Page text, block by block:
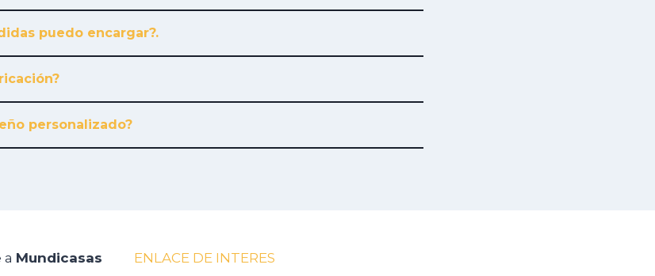
puedo encargar?.
personalizado?
Mundicasas
ENLACE DE INTERES